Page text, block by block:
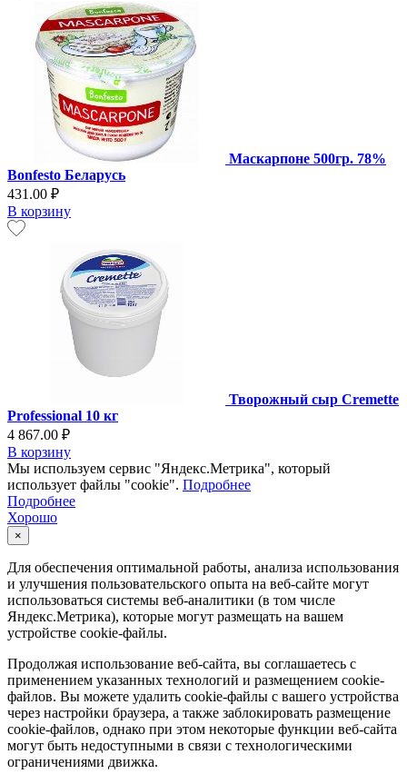
Маскарпоне 500гр. 78%
Bonfesto Беларусь
431.00 ₽
В корзину
Творожный сыр Cremette
Professional 10 кг
4 867.00 ₽
В корзину
Мы используем сервис "Яндекс.Метрика", который
использует файлы "cookie". Подробнее
Подробнее
Хорошо
×
Для обеспечения оптимальной работы, анализа использования
и улучшения пользовательского опыта на веб-сайте могут
использоваться системы веб-аналитики (в том числе
Яндекс.Метрика), которые могут размещать на вашем
устройстве cookie-файлы.
Продолжая использование веб-сайта, вы соглашаетесь с
применением указанных технологий и размещением cookie-
файлов. Вы можете удалить cookie-файлы с вашего устройства
через настройки браузера, а также заблокировать размещение
cookie-файлов, однако при этом некоторые функции веб-сайта
могут быть недоступными в связи с технологическими
ограничениями движка.